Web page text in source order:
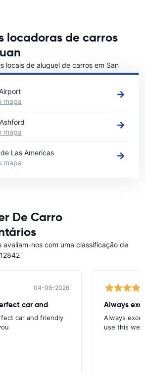
locadoras de carros
locais de aluguel de carros em San
mapa
mapa
Las Americas
mapa
De Carro
avaliam-nos com uma classificação de
04-06-2026
car and
car and friendly
Always
Always
use this